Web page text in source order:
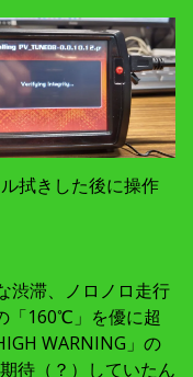
拭きした後に操作
渋滞、ノロノロ走行
「160℃」を優に超
WARNING」の
待（？）していたん